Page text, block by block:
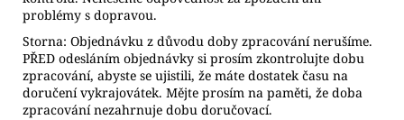
problémy s dopravou.
Storna: Objednávku z důvodu doby zpracování nerušíme.
PŘED odesláním objednávky si prosím zkontrolujte dobu
zpracování, abyste se ujistili, že máte dostatek času na
doručení vykrajovátek. Mějte prosím na paměti, že doba
zpracování nezahrnuje dobu doručovací.